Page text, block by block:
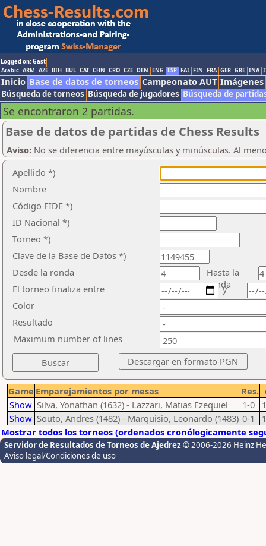
Logged on: Gast
Arabic ARM AZE BIH BUL CAT CHN CRO CZE DEN ENG ESP FAI FIN FRA GER GRE INA
Inicio Base de datos de torneos Campeonato AUT Imágenes
Búsqueda de torneos Búsqueda de jugadores Búsqueda de
Se encontraron 2 partidas.
Base de datos de partidas de Chess Results
Aviso: No se diferencia entre mayúsculas y minúsculas. Al
Apellido *)
Nombre
Código FIDE *)
ID Nacional *)
Torneo *)
Clave de la Base de Datos *)
Desde la ronda
Hasta la
ronda
El torneo finaliza entre
Color
Resultado
y
Maximum number of lines
Game Emparejamientos por mesas Res.
Show Silva, Yonathan (1632) - Lazzari, Matias Ezequiel 1-0
Show Souto, Andres (1482) - Marquisio, Leonardo (1483) 0-1
Mostrar todos los torneos (ordenados cronólogicamente
Servidor de Resultados de Torneos de Ajedrez © 2006-2026 Heinz
Aviso legal/Condiciones de uso